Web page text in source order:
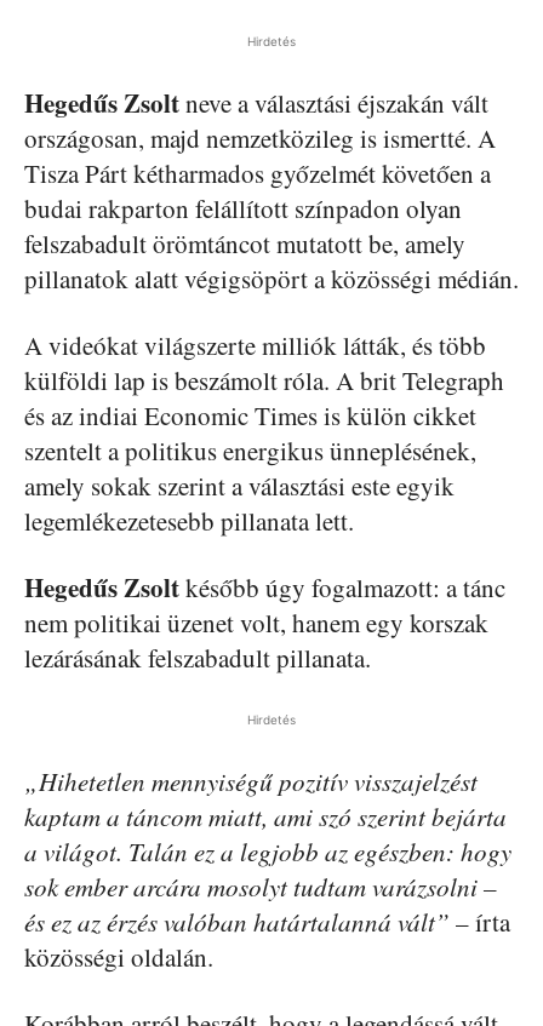
Hirdetés
Hegedűs Zsoltneve a választási éjszakán vált
országosan, majd nemzetközileg is ismertté. A
Tisza Párt kétharmados győzelmét követően a
budai rakparton felállított színpadon olyan
felszabadult örömtáncot mutatott be, amely
pillanatok alatt végigsöpört a közösségi médián.
A videókat világszerte milliók látták, és több
külföldi lap is beszámolt róla. A brit Telegraph
és az indiai Economic Times is külön cikket
szentelt a politikus energikus ünneplésének,
amely sokak szerint a választási este egyik
legemlékezetesebb pillanata lett.
Hegedűs Zsoltkésőbb úgy fogalmazott: a tánc
nem politikai üzenet volt, hanem egy korszak
lezárásának felszabadult pillanata.
Hirdetés
„Hihetetlen mennyiségű pozitív visszajelzést
kaptam a táncom miatt, ami szó szerint bejárta
a világot. Talán ez a legjobb az egészben: hogy
sok ember arcára mosolyt tudtam varázsolni –
és ez az érzés valóban határtalanná vált” – írta
közösségi oldalán.